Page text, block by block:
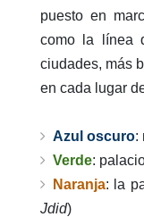
puesto en
como la línea
ciudades, más
en cada lugar
Azul oscuro:
Verde:
Naranja: la
Jdid)